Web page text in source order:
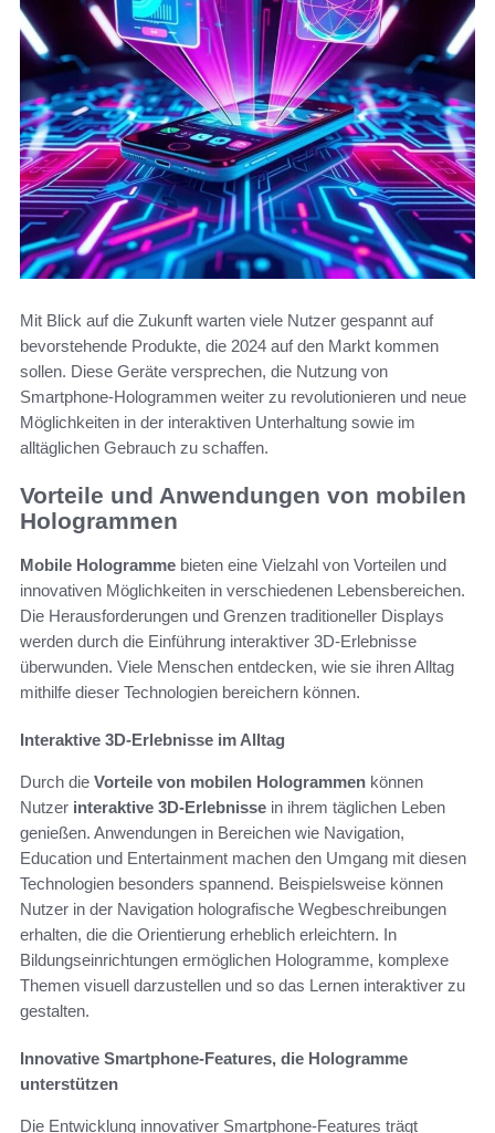
Mit Blick auf die Zukunft warten viele Nutzer gespannt auf
bevorstehende Produkte, die 2024 auf den Markt kommen
sollen. Diese Geräte versprechen, die Nutzung von
Smartphone-Hologrammen weiter zu revolutionieren und neue
Möglichkeiten in der interaktiven Unterhaltung sowie im
alltäglichen Gebrauch zu schaffen.
Vorteile und Anwendungen von mobilen
Hologrammen
Mobile Hologramme bieten eine Vielzahl von Vorteilen und
innovativen Möglichkeiten in verschiedenen Lebensbereichen.
Die Herausforderungen und Grenzen traditioneller Displays
werden durch die Einführung interaktiver 3D-Erlebnisse
überwunden. Viele Menschen entdecken, wie sie ihren Alltag
mithilfe dieser Technologien bereichern können.
Interaktive 3D-Erlebnisse im Alltag
Durch die Vorteile von mobilen Hologrammen können
Nutzer interaktive 3D-Erlebnisse in ihrem täglichen Leben
genießen. Anwendungen in Bereichen wie Navigation,
Education und Entertainment machen den Umgang mit diesen
Technologien besonders spannend. Beispielsweise können
Nutzer in der Navigation holografische Wegbeschreibungen
erhalten, die die Orientierung erheblich erleichtern. In
Bildungseinrichtungen ermöglichen Hologramme, komplexe
Themen visuell darzustellen und so das Lernen interaktiver zu
gestalten.
Innovative Smartphone-Features, die Hologramme
unterstützen
Die Entwicklung innovativer Smartphone-Features trägt